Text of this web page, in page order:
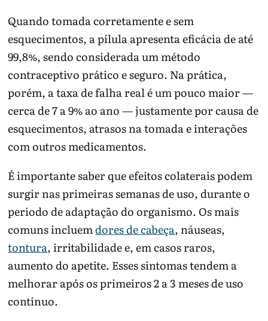
Quando tomada corretamente e sem
esquecimentos, a pílula apresenta eficácia de até
99,8%, sendo considerada um método
contraceptivo prático e seguro. Na prática,
porém, a taxa de falha real é um pouco maior —
cerca de 7 a 9% ao ano — justamente por causa de
esquecimentos, atrasos na tomada e interações
com outros medicamentos.
É importante saber que efeitos colaterais podem
surgir nas primeiras semanas de uso, durante o
período de adaptação do organismo. Os mais
comuns incluemdores de cabeça, náuseas,
tontura, irritabilidade e, em casos raros,
aumento do apetite. Esses sintomas tendem a
melhorar após os primeiros 2 a 3 meses de uso
contínuo.